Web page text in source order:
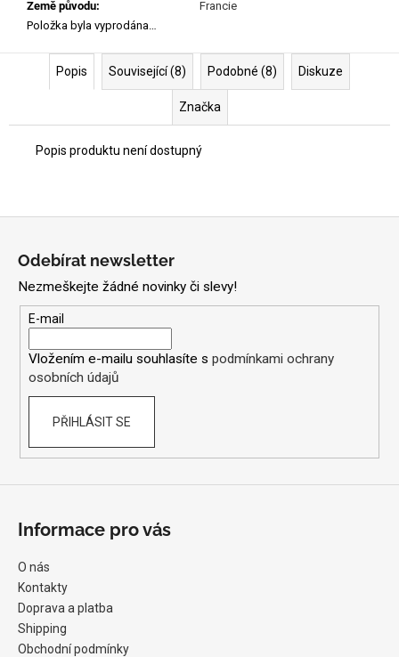
Země původu:
Francie
Položka byla vyprodána…
Popis Související (8) Podobné (8) Diskuze
Značka
Popis produktu není dostupný
Odebírat newsletter
Nezmeškejte žádné novinky či slevy!
E-mail
Vložením e-mailu souhlasíte s podmínkami ochrany
osobních údajů
PŘIHLÁSIT SE
Informace pro vás
O nás
Kontakty
Doprava a platba
Shipping
Obchodní podmínky